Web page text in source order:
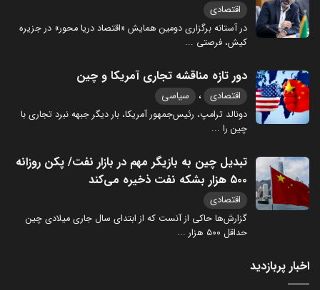
اقتصادی
در آستانه برگزاری دومین همایش «اقتصاد دریا محور» در جزیره
کیش، فرصتی ...
دور تازه مناقشه تجاری آمریکا و چین
اقتصادی ، سیاسی
دونالد ترامپ، رئیس‌جمهور آمریکا، بار دیگر جبهه نبرد تجاری با
چین را ...
تبدیل چین به بازیگر مهم در بازار نفت/ پکن روزانه
۵۰۰ هزار بشکه نفت ذخیره می‌کند
اقتصادی
گزارش‌ها حاکی از آنست که از ابتدای سال جاری میلادی چین
حداقل ۵۰۰ هزار
...
اخبار پربازدید